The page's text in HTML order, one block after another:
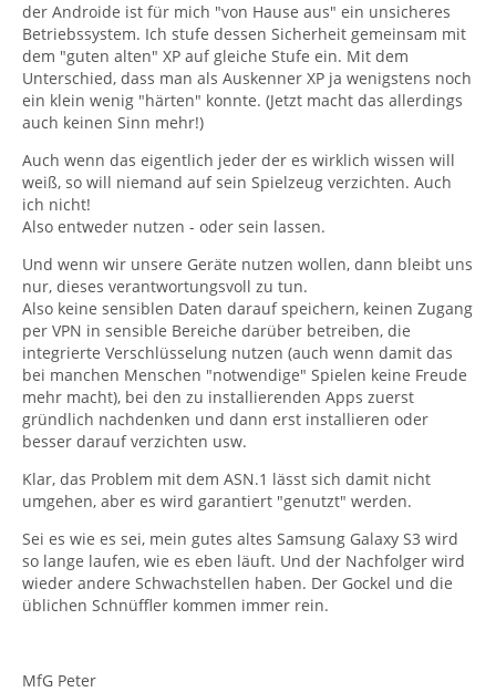
der Androide ist für mich "von Hause aus" ein unsicheres
Betriebssystem. Ich stufe dessen Sicherheit gemeinsam mit
dem "guten alten" XP auf gleiche Stufe ein. Mit dem
Unterschied, dass man als Auskenner XP ja wenigstens noch
ein klein wenig "härten" konnte. (Jetzt macht das allerdings
auch keinen Sinn mehr!)
Auch wenn das eigentlich jeder der es wirklich wissen will
weiß, so will niemand auf sein Spielzeug verzichten. Auch
ich nicht!
Also entweder nutzen - oder sein lassen.
Und wenn wir unsere Geräte nutzen wollen, dann bleibt uns
nur, dieses verantwortungsvoll zu tun.
Also keine sensiblen Daten darauf speichern, keinen Zugang
per VPN in sensible Bereiche darüber betreiben, die
integrierte Verschlüsselung nutzen (auch wenn damit das
bei manchen Menschen "notwendige" Spielen keine Freude
mehr macht), bei den zu installierenden Apps zuerst
gründlich nachdenken und dann erst installieren oder
besser darauf verzichten usw.
Klar, das Problem mit dem ASN.1 lässt sich damit nicht
umgehen, aber es wird garantiert "genutzt" werden.
Sei es wie es sei, mein gutes altes Samsung Galaxy S3 wird
so lange laufen, wie es eben läuft. Und der Nachfolger wird
wieder andere Schwachstellen haben. Der Gockel und die
üblichen Schnüffler kommen immer rein.
MfG Peter